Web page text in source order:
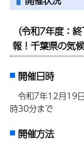
（令和7年度：
報！千葉県の気
開催日時
令和7年12月19
時30分まで
開催方法